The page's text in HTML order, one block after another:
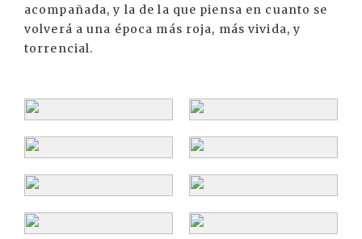
acompañada, y la de la que piensa en cuanto se
volverá a una época más roja, más vivida, y
torrencial.